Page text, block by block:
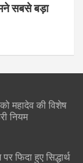
सबसे बड़ा
महादेव की विशेष
नियम
फिदा हुए सिद्धार्थ